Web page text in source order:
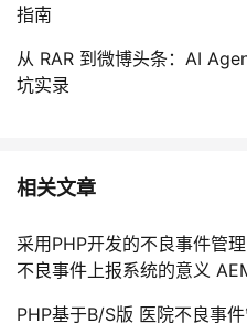
指南
从 RAR 到微博头条：AI
坑实录
相关文章
采用PHP开发的不良事件管
不良事
PHP基于B/S版 医院不良事